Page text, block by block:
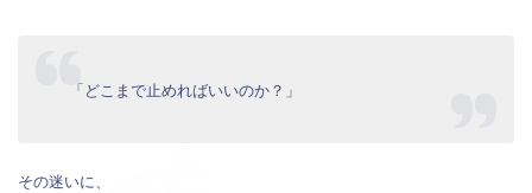
「どこまで止めればいいのか？」
その迷いに、